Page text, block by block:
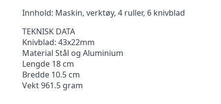
Innhold: Maskin, verktøy, 4 ruller, 6 knivblad
TEKNISK DATA
Knivblad: 43x22mm
Material Stål og Aluminium
Lengde 18 cm
Bredde 10.5 cm
Vekt 961.5 gram